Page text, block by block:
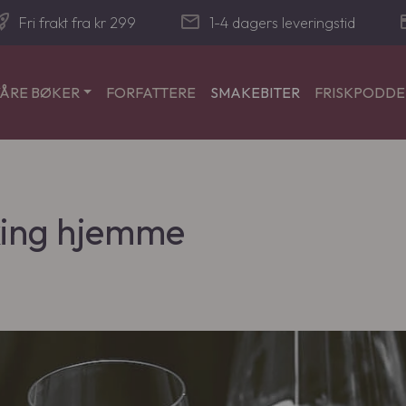
Fri frakt fra kr 299 mail 1-4 dagers leveringstid
BØKER FORFATTERE SMAKEBITER
hjemme